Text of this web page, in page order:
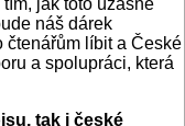
jak toto úžasné
náš dárek
čtenářům líbit a České
a spolupráci, která
tak i české